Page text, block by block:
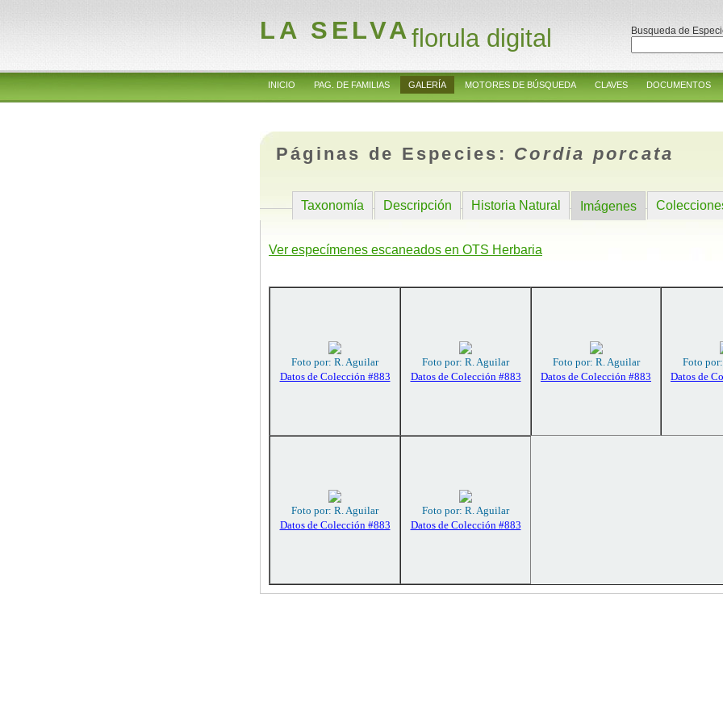
LA SELVAflorula digital Busqueda de
INICIO PAG. DE FAMILIAS GALERÍA MOTORES DE BÚSQUEDA CLAVES DOCUMENTOS
Páginas de Especies: Cordia porcata
Taxonomía Descripción Historia Natural Imágenes
Ver especímenes escaneados en OTS Herbaria
Foto por: R. Aguilar
Datos de Colección #883
Foto por: R. Aguilar
Datos de Colección #883
Foto por: R. Aguilar
Datos de Colección #883
Foto
Datos de
Foto por: R. Aguilar
Datos de Colección #883
Foto por: R. Aguilar
Datos de Colección #883